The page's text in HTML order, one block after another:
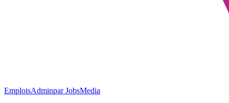
EmploisAdminpar JobsMedia